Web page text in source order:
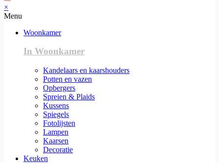
×
Menu
Woonkamer
In Woonkamer
Kandelaars en kaarshouders
Potten en vazen
Opbergers
Spreien & Plaids
Kussens
Spiegels
Fotolijsten
Lampen
Kaarsen
Decoratie
Keuken